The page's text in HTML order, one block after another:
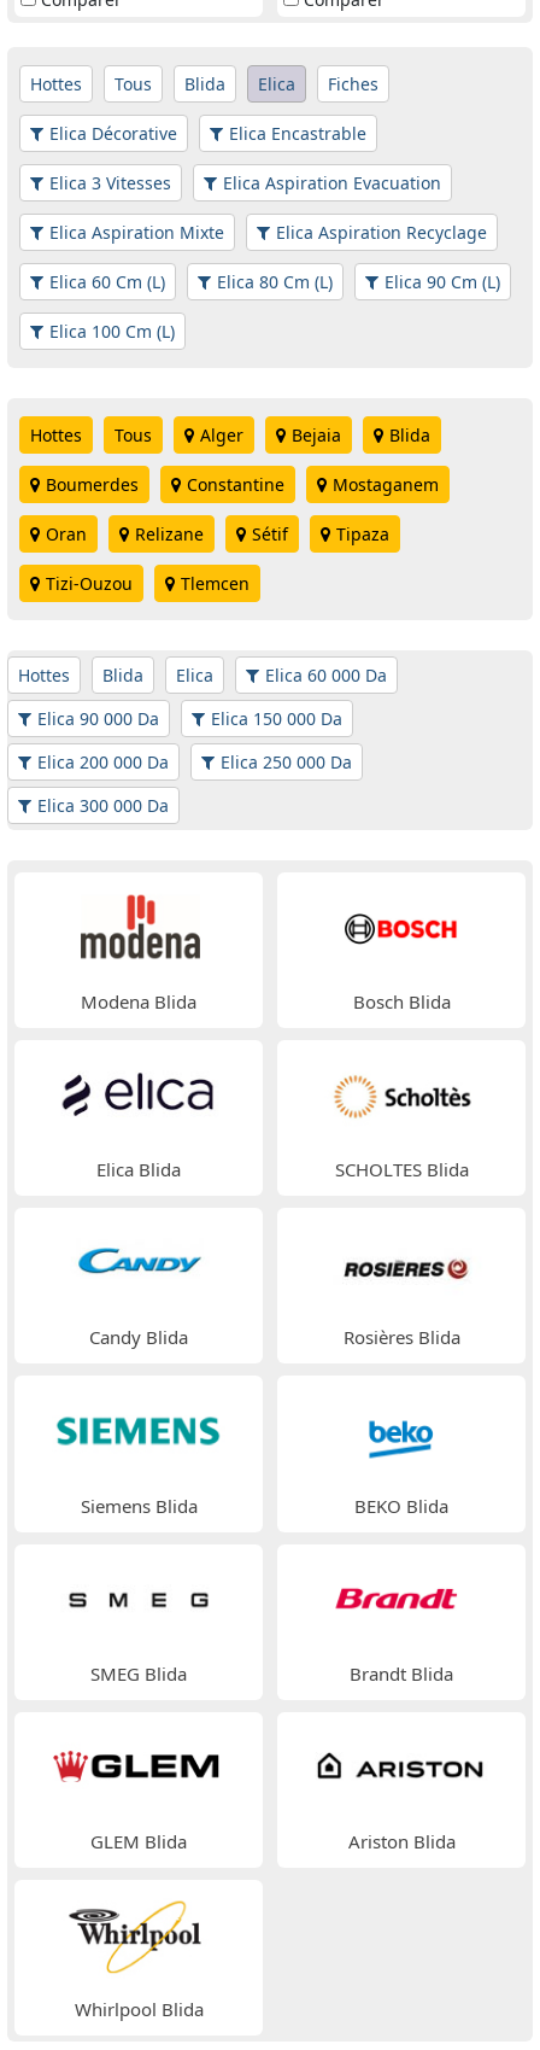
Hottes Tous Blida Elica Fiches
Elica Décorative Elica Encastrable
Elica 3 Vitesses Elica Aspiration Evacuation
Elica Aspiration Mixte Elica Aspiration Recyclage
Elica 60 Cm (L) Elica 80 Cm (L) Elica 90 Cm (L)
Elica 100 Cm (L)
Hottes Tous Alger Bejaia Blida
Boumerdes Constantine Mostaganem
Oran Relizane Sétif Tipaza
Tizi-Ouzou Tlemcen
Hottes Blida Elica
Elica 60 000 Da
Elica 90 000 Da
Elica 150 000 Da
Elica 200 000 Da
Elica 250 000 Da
Elica 300 000 Da
Modena Blida Bosch Blida
Elica Blida SCHOLTES Blida
Candy Blida Rosières Blida
Siemens Blida BEKO Blida
SMEG Blida Brandt Blida
GLEM Blida Ariston Blida
Whirlpool Blida